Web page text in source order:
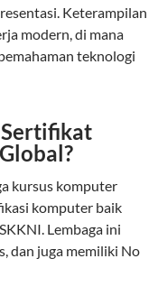
Keterampilan
modern, di mana
teknologi
kursus komputer
komputer baik
Lembaga ini
dan juga memiliki No